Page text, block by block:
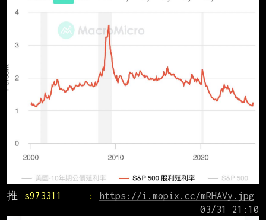
推 s973311 :
https://i.mopix.cc/mRHAVy.jpg